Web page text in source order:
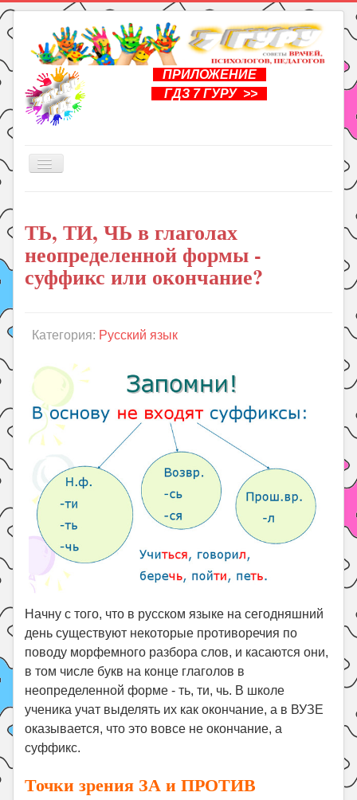
ПРИЛОЖЕНИЕ
ГДЗ 7 ГУРУ >>
Включить/
Книги
Рукоделие
Подготовка к школе
ГДЗ
Праздники
Психология
Летом!
Поиск
ТЬ, ТИ, ЧЬ в глаголах
неопределенной формы -
суффикс или окончание?
Категория: Русский язык
Начну с того, что в русском языке на сегодняшний
день существуют некоторые противоречия по
поводу морфемного разбора слов, и касаются они,
в том числе букв на конце глаголов в
неопределенной форме - ть, ти, чь. В школе
ученика учат выделять их как окончание, а в ВУЗЕ
оказывается, что это вовсе не окончание, а
суффикс.
Точки зрения ЗА и ПРОТИВ